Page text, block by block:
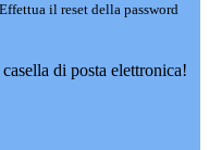
il reset della password
di posta elettronica!